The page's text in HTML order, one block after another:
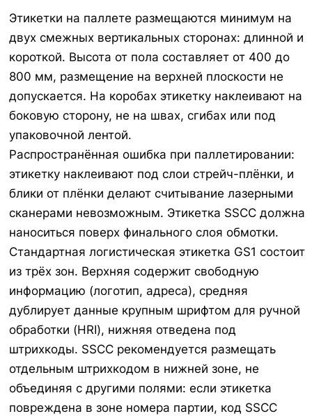
Этикетки на паллете размещаются минимум на
двух смежных вертикальных сторонах: длинной и
короткой. Высота от пола составляет от 400 до
800 мм, размещение на верхней плоскости не
допускается. На коробах этикетку наклеивают на
боковую сторону, не на швах, сгибах или под
упаковочной лентой.
Распространённая ошибка при паллетировании:
этикетку наклеивают под слои стрейч-плёнки, и
блики от плёнки делают считывание лазерными
сканерами невозможным. Этикетка SSCC должна
наноситься поверх финального слоя обмотки.
Стандартная логистическая этикетка GS1 состоит
из трёх зон. Верхняя содержит свободную
информацию (логотип, адреса), средняя
дублирует данные крупным шрифтом для ручной
обработки (HRI), нижняя отведена под
штрихкоды. SSCC рекомендуется размещать
отдельным штрихкодом в нижней зоне, не
объединяя с другими полями: если этикетка
повреждена в зоне номера партии, код SSCC